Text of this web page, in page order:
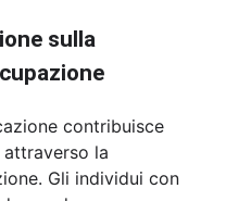
sulla
contribuisce
la
Gli individui con